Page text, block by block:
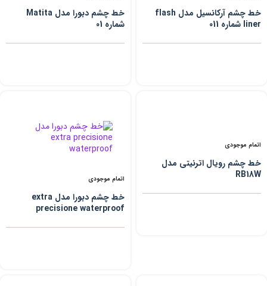
خط‌ چشم آرکانسیل مدل flash
liner شماره 011
خط چشم دبورا مدل Matita
شماره 01
اتمام موجودی
خط چشم رویال اترنیتی مدل
RB18W
اتمام موجودی
خط چشم دبورا مدل extra
precisione waterproof